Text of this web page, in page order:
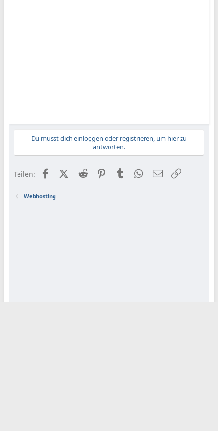
Du musst dich einloggen oder registrieren, um hier zu
antworten.
Teilen: FacebookX (Twitter)
Reddit PinterestTumblr WhatsApp
E-Mail
Webhosting